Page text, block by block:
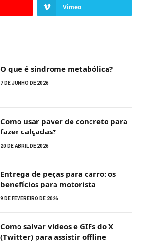
Vimeo
O que é síndrome metabólica?
7 DE JUNHO DE 2026
Como usar paver de concreto para
fazer calçadas?
20 DE ABRIL DE 2026
Entrega de peças para carro: os
benefícios para motorista
9 DE FEVEREIRO DE 2026
Como salvar vídeos e GIFs do X
(Twitter) para assistir offline